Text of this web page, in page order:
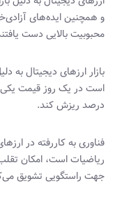
و همچنین ایده‌های
محبوبیت بالایی دست
بازار ارزهای دیجیتال به
است در یک روز قیمت یکی
درصد ریزش کند.
فناوری به کاررفته در
ریاضیات است، امکان
جهت راستگویی تشویق